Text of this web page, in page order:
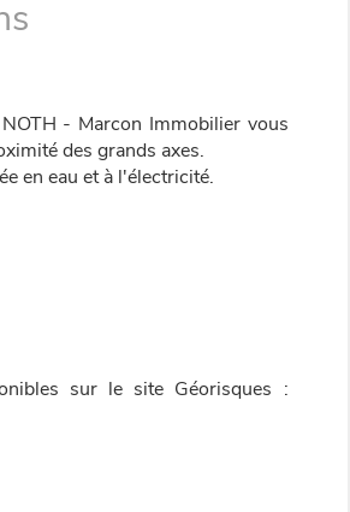
- Marcon Immobilier vous
des grands axes.
en eau et à l'électricité.
sur le site Géorisques :